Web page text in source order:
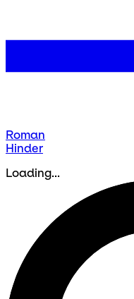
Roman
Hinder
Loading...